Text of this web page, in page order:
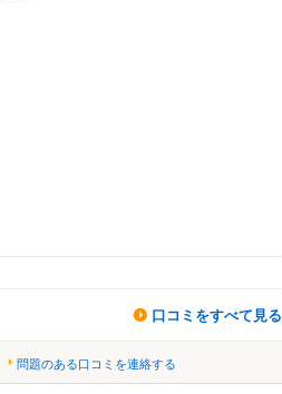
口コミをすべて見る
問題のある口コミを連絡する